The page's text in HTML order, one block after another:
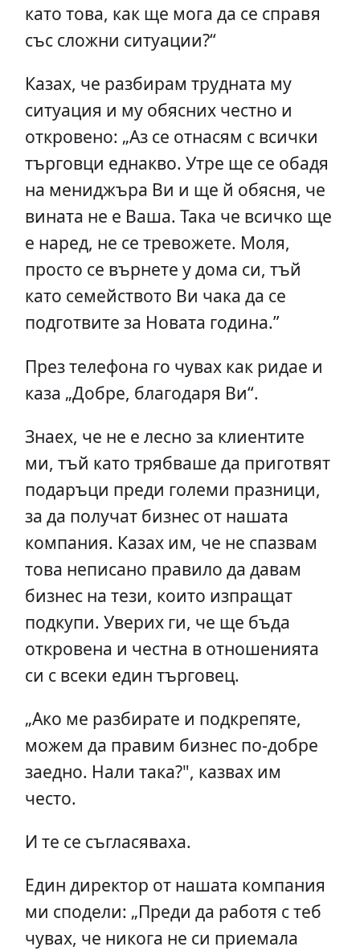
като това, как ще мога да се справя
със сложни ситуации?“
Казах, че разбирам трудната му
ситуация и му обясних честно и
откровено: „Аз се отнасям с всички
търговци еднакво. Утре ще се обадя
на мениджъра Ви и ще й обясня, че
вината не е Ваша. Така че всичко ще
е наред, не се тревожете. Моля,
просто се върнете у дома си, тъй
като семейството Ви чака да се
подготвите за Новата година.”
През телефона го чувах как ридае и
каза „Добре, благодаря Ви“.
Знаех, че не е лесно за клиентите
ми, тъй като трябваше да приготвят
подаръци преди големи празници,
за да получат бизнес от нашата
компания. Казах им, че не спазвам
това неписано правило да давам
бизнес на тези, които изпращат
подкупи. Уверих ги, че ще бъда
откровена и честна в отношенията
си с всеки един търговец.
„Ако ме разбирате и подкрепяте,
можем да правим бизнес по-добре
заедно. Нали така?", казвах им
често.
И те се съгласяваха.
Един директор от нашата компания
ми сподели: „Преди да работя с теб
чувах, че никога не си приемала